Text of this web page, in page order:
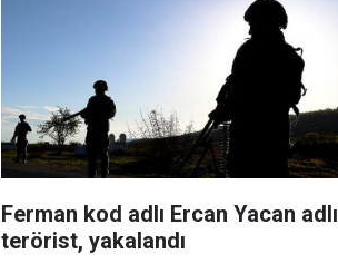
Ferman kod adlı Ercan Yacan adlı
terörist, yakalandı